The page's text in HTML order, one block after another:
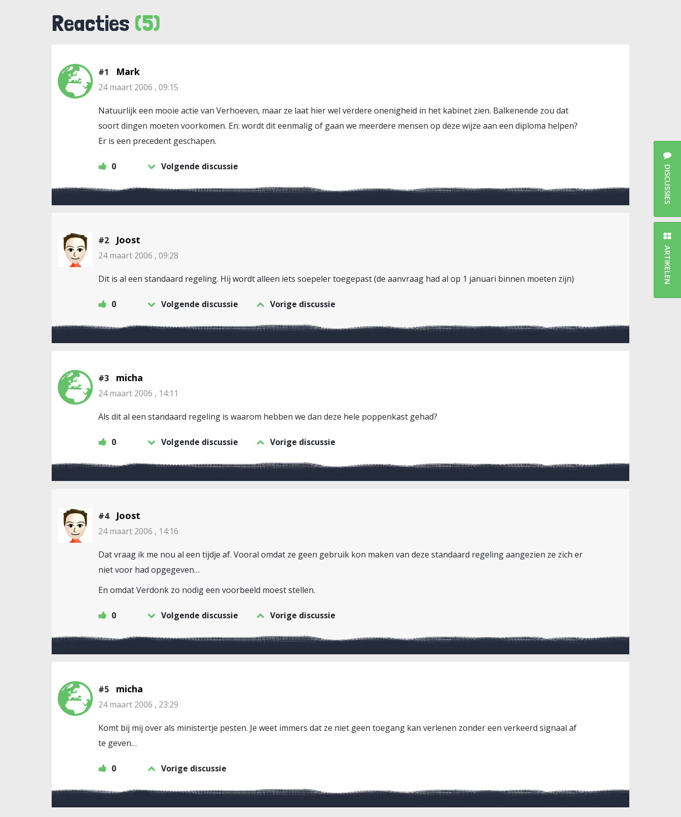
Reacties (5)
#1 Mark
24 maart 2006 , 09:15
Natuurlijk een mooie actie van Verhoeven, maar ze laat hier wel verdere onenigheid in het kabinet zien. Balkenende zou dat
soort dingen moeten voorkomen. En: wordt dit eenmalig of gaan we meerdere mensen op deze wijze aan een diploma helpen?
Er is een precedent geschapen.
0 Volgende discussie
#2 Joost
24 maart 2006 , 09:28
Dit is al een standaard regeling. Hij wordt alleen iets soepeler toegepast (de aanvraag had al op 1 januari binnen moeten zijn)
0 Volgende discussie Vorige discussie
#3 micha
24 maart 2006 , 14:11
Als dit al een standaard regeling is waarom hebben we dan deze hele poppenkast gehad?
0 Volgende discussie Vorige discussie
#4 Joost
24 maart 2006 , 14:16
Dat vraag ik me nou al een tijdje af. Vooral omdat ze geen gebruik kon maken van deze standaard regeling aangezien ze zich er
niet voor had opgegeven…
En omdat Verdonk zo nodig een voorbeeld moest stellen.
0 Volgende discussie Vorige discussie
#5 micha
24 maart 2006 , 23:29
Komt bij mij over als ministertje pesten. Je weet immers dat ze niet geen toegang kan verlenen zonder een verkeerd signaal af
te geven…
0 Vorige discussie
DISCUSSIES
ARTIKELEN